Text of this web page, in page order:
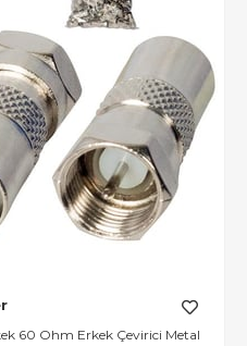
60 Ohm Erkek Çevirici Metal